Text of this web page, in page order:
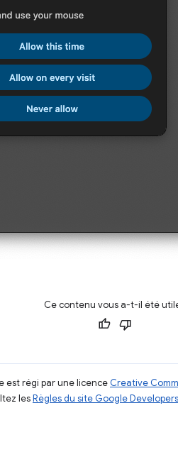
Ce contenu vous a-t-il été
est régi par une licence Creative
lesRègles du site Google Developers